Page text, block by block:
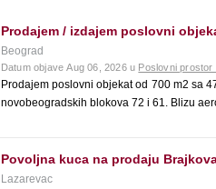
Prodajem / izdajem poslovni
Beograd
Datum objave Aug 06, 2026 u Poslovni prostor
Prodajem poslovni objekat od 700 m2 sa
novobeogradskih blokova 72 i 61. Blizu
Povoljna kuca na prodaju
Lazarevac